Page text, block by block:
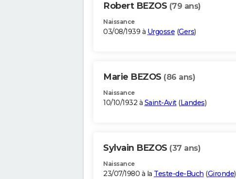
Robert BEZOS (79 ans)
Naissance
03/08/1939 à Urgosse (Gers)
Marie BEZOS (86 ans)
Naissance
10/10/1932 à Saint-Avit(Landes)
Sylvain BEZOS (37 ans)
Naissance
23/07/1980 à la Teste-de-Buch (Gironde)